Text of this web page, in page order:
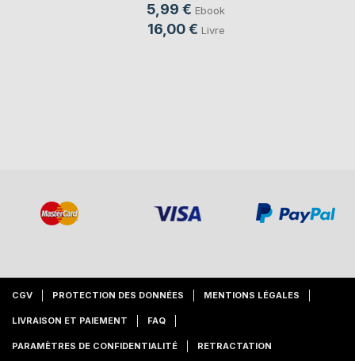
5,99 € Ebook
16,00 € Livre
CGV PROTECTION DES DONNÉES MENTIONS LÉGALES
LIVRAISON ET PAIEMENT FAQ
PARAMÈTRES DE CONFIDENTIALITÉ RETRACTATION